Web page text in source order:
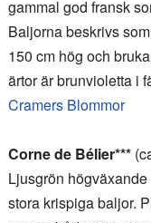
gammal god fransk
Baljorna beskrivs
150 cm hög och
ärtor är brunvioletta i
Cramers Blommor
Corne de Bélier***
Ljusgrön
stora krispiga baljor.